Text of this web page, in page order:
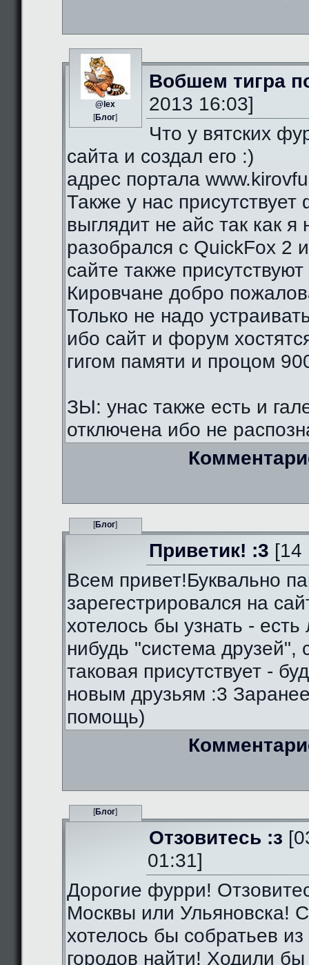
@lex
[Блог]
Вобшем тигра
2013 16:03]
Что у вятских
сайта и создал его :)
адрес портала
Также у нас
выглядит не айс так как я
разобрался с QuickFox 2
сайте также присутствуют
Кировчане добро
Только не надо
ибо сайт и форум
гигом памяти и процом
ЗЫ: унас также есть и
отключена ибо не
[Блог]
Приветик! :3 [14
Всем привет!Буквально
зарегестрировался на
хотелось бы узнать - есть
нибудь "система друзей",
таковая присутствует -
новым друзьям :3
помощь)
[Блог]
Отзовитесь :з
01:31]
Дорогие фурри!
Москвы или Ульяновска!
хотелось бы собратьев из
городов найти! Ходили бы